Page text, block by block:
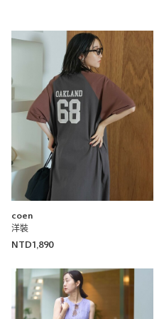
coen
洋裝
NTD1,890